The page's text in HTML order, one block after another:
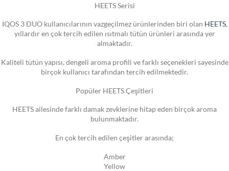
HEETS Serisi
IQOS 3 DUO kullanıcılarının vazgeçilmez ürünlerinden biri olan HEETS,
yıllardır en çok tercih edilen ısıtmalı tütün ürünleri arasında yer
almaktadır.
Kaliteli tütün yapısı, dengeli aroma profili ve farklı seçenekleri sayesinde
birçok kullanıcı tarafından tercih edilmektedir.
Popüler HEETS Çeşitleri
HEETS ailesinde farklı damak zevklerine hitap eden birçok aroma
bulunmaktadır.
En çok tercih edilen çeşitler arasında;
Amber
Yellow